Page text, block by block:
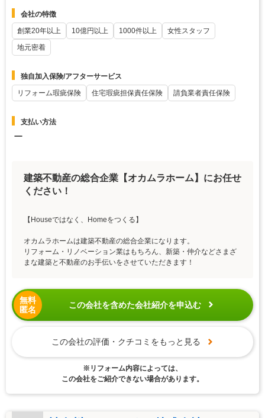
会社の特徴
創業20年以上
10億円以上 1000件以上
女性スタッフ
地元密着
独自加入保険/アフターサービス
リフォーム瑕疵保険
住宅瑕疵担保責任保険 請負業者責任保険
支払い方法
ー
建築不動産の総合企業【オカムラホーム】にお任せ
ください！
【Houseではなく、Homeをつくる】
オカムラホームは建築不動産の総合企業になります。
リフォーム・リノベーション業はもちろん、新築・仲介などさまざ
まな建築と不動産のお手伝いをさせていただきます！
無料
匿名
この会社を含めた会社紹介を申込む
この会社の評価・クチコミをもっと見る
※リフォーム内容によっては、
この会社をご紹介できない場合があります。